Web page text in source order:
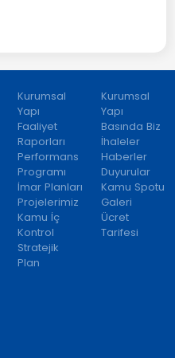
Kurumsal
Yapı
Faaliyet
Raporları
Performans
Programı
İmar Planları
Projelerimiz
Kamu İç
Kontrol
Stratejik
Plan
Kurumsal
Yapı
Basında Biz
İhaleler
Haberler
Duyurular
Kamu Spotu
Galeri
Ücret
Tarifesi